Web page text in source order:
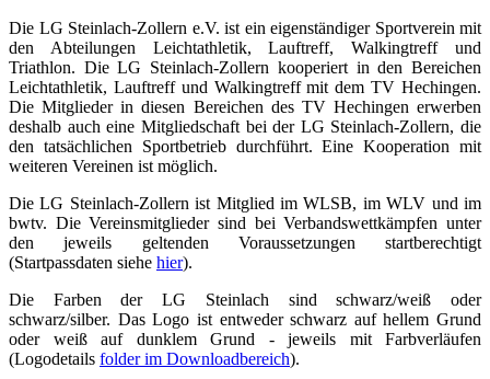
Die LG Steinlach-Zollern e.V. ist ein eigenständiger Sportverein mit
den Abteilungen Leichtathletik, Lauftreff, Walkingtreff und
Triathlon. Die LG Steinlach-Zollern kooperiert in den Bereichen
Leichtathletik, Lauftreff und Walkingtreff mit dem TV Hechingen.
Die Mitglieder in diesen Bereichen des TV Hechingen erwerben
deshalb auch eine Mitgliedschaft bei der LG Steinlach-Zollern, die
den tatsächlichen Sportbetrieb durchführt. Eine Kooperation mit
weiteren Vereinen ist möglich.
Die LG Steinlach-Zollern ist Mitglied im WLSB, im WLV und im
bwtv. Die Vereinsmitglieder sind bei Verbandswettkämpfen unter
den jeweils geltenden Voraussetzungen startberechtigt
(Startpassdaten siehe hier).
Die Farben der LG Steinlach sind schwarz/weiß oder
schwarz/silber. Das Logo ist entweder schwarz auf hellem Grund
oder weiß auf dunklem Grund - jeweils mit Farbverläufen
(Logodetails folderim Downloadbereich).